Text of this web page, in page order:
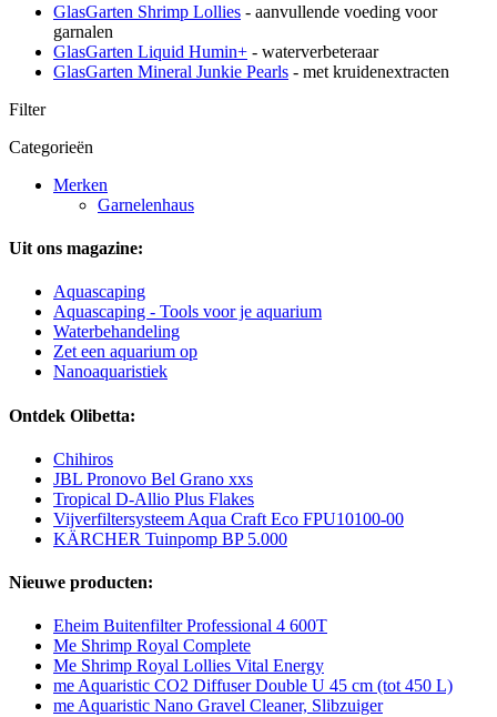
GlasGarten Shrimp Lollies - aanvullende voeding voor
garnalen
GlasGarten Liquid Humin+ - waterverbeteraar
GlasGarten Mineral Junkie Pearls - met kruidenextracten
Filter
Categorieën
Merken
Garnelenhaus
Uit ons magazine:
Aquascaping
Aquascaping - Tools voor je aquarium
Waterbehandeling
Zet een aquarium op
Nanoaquaristiek
Ontdek Olibetta:
Chihiros
JBL Pronovo Bel Grano xxs
Tropical D-Allio Plus Flakes
Vijverfiltersysteem Aqua Craft Eco FPU10100-00
KÄRCHER Tuinpomp BP 5.000
Nieuwe producten:
Eheim Buitenfilter Professional 4 600T
Me Shrimp Royal Complete
Me Shrimp Royal Lollies Vital Energy
me Aquaristic CO2 Diffuser Double U 45 cm (tot 450 L)
me Aquaristic Nano Gravel Cleaner, Slibzuiger